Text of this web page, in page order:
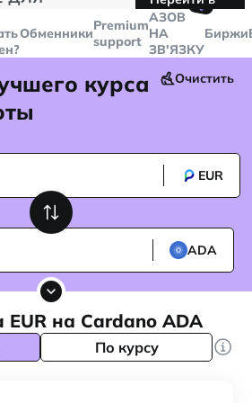
$5000
Telegram
ОбменникиPremium
support
🤙
AЗОВ
НА
ЗВ'ЯЗКУ
Биржи
курса
Очистить
EUR
ADA
на Cardano ADA
По курсу